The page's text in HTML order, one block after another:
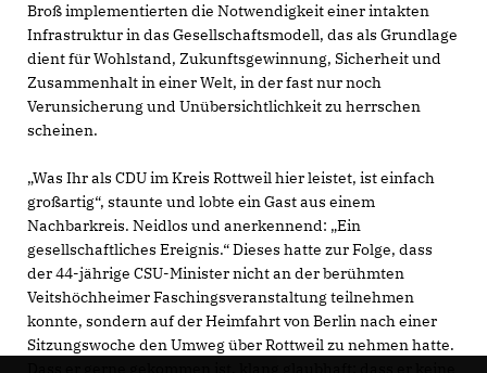
Broß implementierten die Notwendigkeit einer intakten
Infrastruktur in das Gesellschaftsmodell, das als Grundlage
dient für Wohlstand, Zukunftsgewinnung, Sicherheit und
Zusammenhalt in einer Welt, in der fast nur noch
Verunsicherung und Unübersichtlichkeit zu herrschen
scheinen.
Was Ihr als CDU im Kreis Rottweil hier leistet, ist einfach
großartig“, staunte und lobte ein Gast aus einem
Nachbarkreis. Neidlos und anerkennend: „Ein
gesellschaftliches Ereignis.“ Dieses hatte zur Folge, dass
der 44-jährige CSU-Minister nicht an der berühmten
Veitshöchheimer Faschingsveranstaltung teilnehmen
konnte, sondern auf der Heimfahrt von Berlin nach einer
Sitzungswoche den Umweg über Rottweil zu nehmen hatte.